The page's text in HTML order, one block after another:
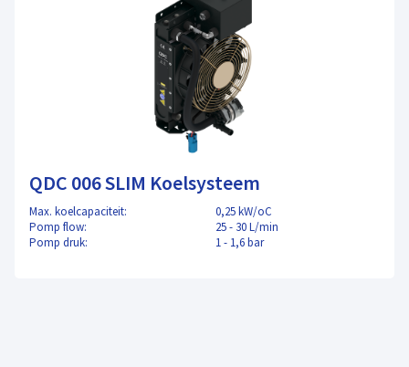
QDC 006 SLIM Koelsysteem
Max. koelcapaciteit:
0,25 kW/oC
Pomp flow:
25 - 30 L/min
Pomp druk:
1 - 1,6 bar